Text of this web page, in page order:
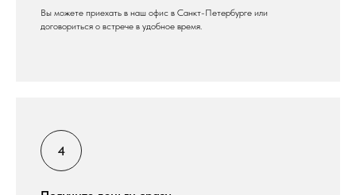
Вы можете приехать в наш офис в Санкт-Петербурге или
договориться о встрече в удобное время.